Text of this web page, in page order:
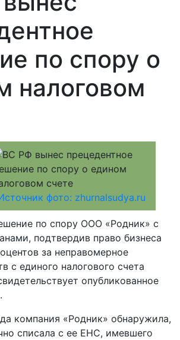
по спору о
налоговом
фото: zhurnalsudya.ru
по спору ООО «Родник» с
подтвердив право бизнеса
за неправомерное
с единого налогового счета
опубликованное
компания «Родник» обнаружила,
списала с ее ЕНС, имевшего